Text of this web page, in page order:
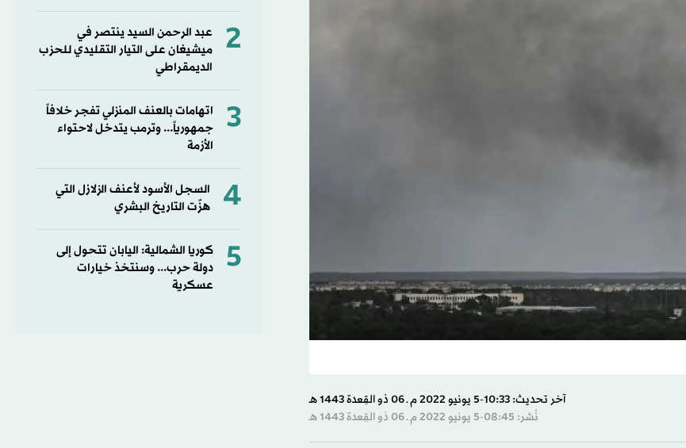
آخر تحديث: 10:33-5 يونيو 2022 م ـ 06 ذو القِعدة 1443 هـ
نُشر: 08:45-5 يونيو 2022 م ـ 06 ذو القِعدة 1443 هـ
2
عبد الرحمن السيد ينتصر في
ميشيغان على التيار التقليدي للحزب
الديمقراطي
3
اتهامات بالعنف المنزلي تفجر خلافاً
جمهورياً... وترمب يتدخل لاحتواء
الأزمة
4
السجل الأسود لأعنف الزلازل التي
هزّت التاريخ البشري
5
كوريا الشمالية: اليابان تتحول إلى
دولة حرب... وسنتخذ خيارات
عسكرية